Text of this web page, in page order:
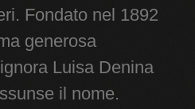
Fondato nel 1892
generosa
Luisa Denina
il nome.